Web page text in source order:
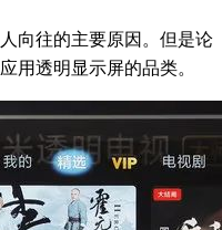
向往的主要原因。但是论
用透明显示屏的品类。